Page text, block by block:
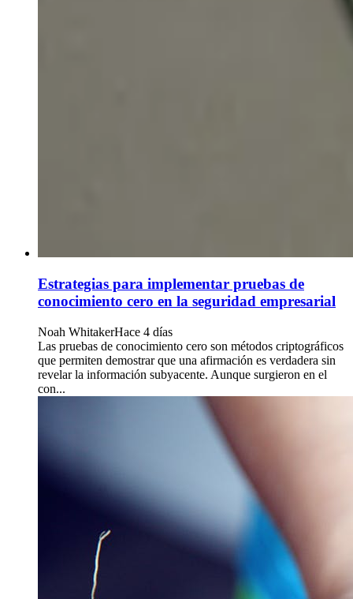
Estrategias para implementar pruebas de
conocimiento cero en la seguridad empresarial
Noah WhitakerHace 4 días
Las pruebas de conocimiento cero son métodos criptográficos
que permiten demostrar que una afirmación es verdadera sin
revelar la información subyacente. Aunque surgieron en el
con...